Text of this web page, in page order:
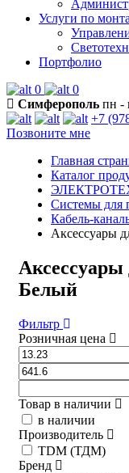
Услуги по
Портфолио
0
0
Симферополь пн -
+7
Позвоните мне
Главная
Каталог
Системы для
Кабель-
Аксессуары
Аксессуары
Белый
Фильтр
Розничная цена
Товар в наличии
в наличии
Производитель
TDM (ТДМ)
Бренд